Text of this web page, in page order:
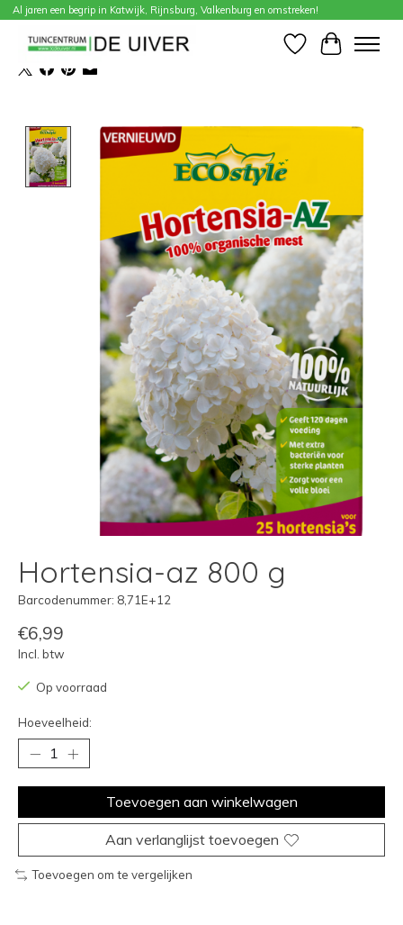
Al jaren een begrip in Katwijk, Rijnsburg, Valkenburg en omstreken!
Verlanglijst
Home / Hortensia-az 800 g
Product image slideshow Items
Hortensia-az 800 g
Barcodenummer: 8,71E+12
€6,99
Incl. btw
Op voorraad
Hoeveelheid:
Toevoegen aan winkelwagen
Aan verlanglijst toevoegen
Toevoegen om te vergelijken